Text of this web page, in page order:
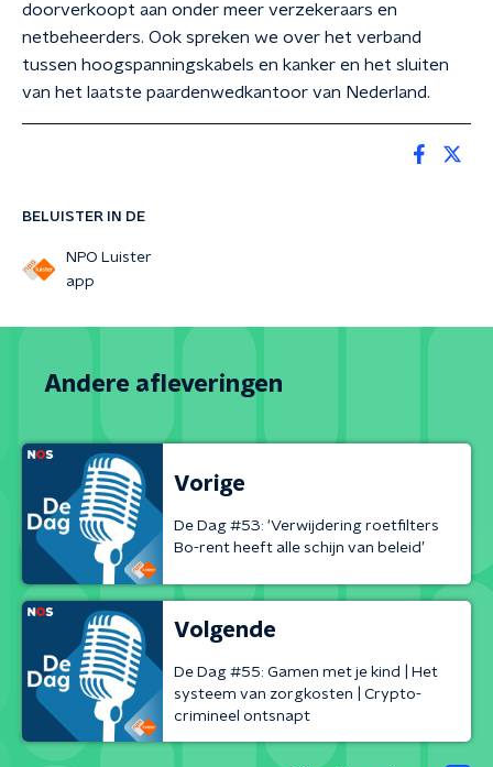
BELUISTER IN DE
NPO Luister
app
doorverkoopt aan onder meer verzekeraars en
netbeheerders. Ook spreken we over het verband
tussen hoogspanningskabels en kanker en het sluiten
van het laatste paardenwedkantoor van Nederland.
Andere afleveringen
Vorige
De Dag #53: ‘Verwijdering roetfilters
Bo-rent heeft alle schijn van beleid’
Volgende
De Dag #55: Gamen met je kind | Het
systeem van zorgkosten | Crypto-
crimineel ontsnapt